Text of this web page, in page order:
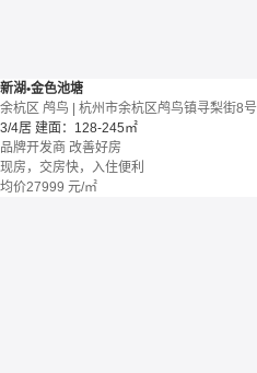
新湖•金色池塘
余杭区 鸬鸟 | 杭州市余杭区鸬鸟镇寻梨街8号
3/4居 建面：128-245㎡
品牌开发商 改善好房
现房，交房快，入住便利
均价27999 元/㎡